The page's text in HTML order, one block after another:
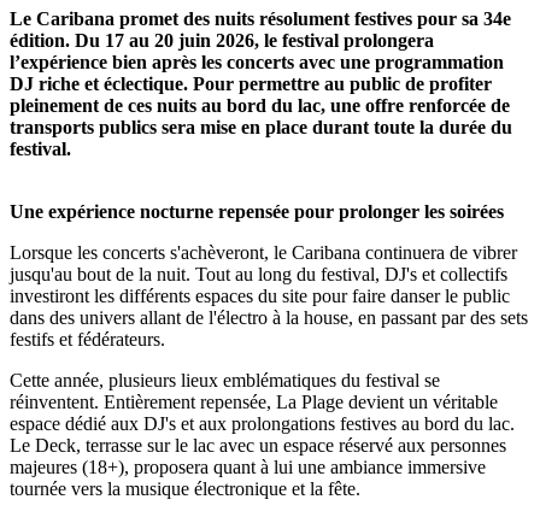
Le Caribana promet des nuits résolument festives pour sa 34e
édition. Du 17 au 20 juin 2026, le festival prolongera
l’expérience bien après les concerts avec une programmation
DJ riche et éclectique. Pour permettre au public de profiter
pleinement de ces nuits au bord du lac, une offre renforcée de
transports publics sera mise en place durant toute la durée du
festival.
Une expérience nocturne repensée pour prolonger les soirées
Lorsque les concerts s'achèveront, le Caribana continuera de vibrer
jusqu'au bout de la nuit. Tout au long du festival, DJ's et collectifs
investiront les différents espaces du site pour faire danser le public
dans des univers allant de l'électro à la house, en passant par des sets
festifs et fédérateurs.
Cette année, plusieurs lieux emblématiques du festival se
réinventent. Entièrement repensée, La Plage devient un véritable
espace dédié aux DJ's et aux prolongations festives au bord du lac.
Le Deck, terrasse sur le lac avec un espace réservé aux personnes
majeures (18+), proposera quant à lui une ambiance immersive
tournée vers la musique électronique et la fête.